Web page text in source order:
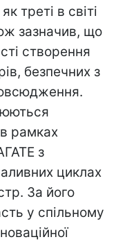
треті в світі
зазначив, що
створення
безпечних з
рамках
з
циклах
За його
у спільному